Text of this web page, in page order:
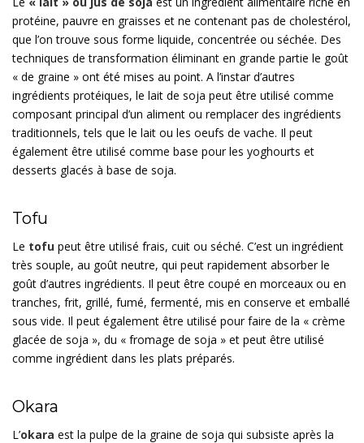
protéine, pauvre en graisses et ne contenant pas de cholestérol,
que l’on trouve sous forme liquide, concentrée ou séchée. Des
techniques de transformation éliminant en grande partie le goût
« de graine » ont été mises au point. A l’instar d’autres
ingrédients protéiques, le lait de soja peut être utilisé comme
composant principal d’un aliment ou remplacer des ingrédients
traditionnels, tels que le lait ou les oeufs de vache. Il peut
également être utilisé comme base pour les yoghourts et
desserts glacés à base de soja.
Tofu
Le tofu peut être utilisé frais, cuit ou séché. C’est un ingrédient
très souple, au goût neutre, qui peut rapidement absorber le
goût d’autres ingrédients. Il peut être coupé en morceaux ou en
tranches, frit, grillé, fumé, fermenté, mis en conserve et emballé
sous vide. Il peut également être utilisé pour faire de la « crème
glacée de soja », du « fromage de soja » et peut être utilisé
comme ingrédient dans les plats préparés.
Okara
L’okara est la pulpe de la graine de soja qui subsiste après la